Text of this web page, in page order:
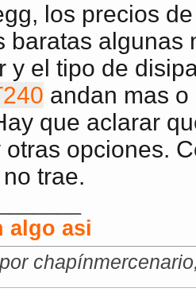
los precios
baratas algunas
y el tipo de
andan mas
que aclarar
otras opciones.
trae.
algo asi